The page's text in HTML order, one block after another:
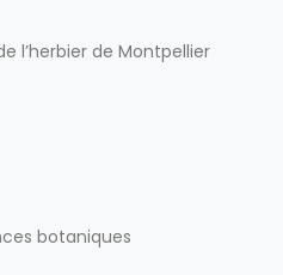
l’herbier de Montpellier
botaniques